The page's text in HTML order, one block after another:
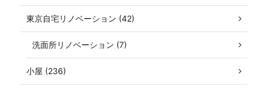
東京自宅リノベーション (42)
洗面所リノベーション (7)
小屋 (236)